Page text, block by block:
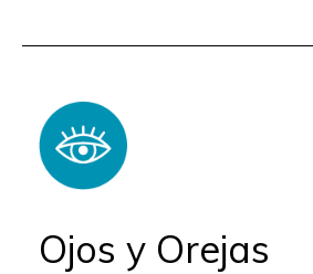
Ojos y Orejas